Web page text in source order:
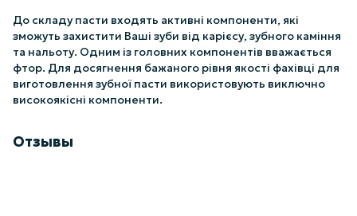
До складу пасти входять активні компоненти, які
зможуть захистити Ваші зуби від карієсу, зубного каміння
та нальоту. Одним із головних компонентів вважається
фтор. Для досягнення бажаного рівня якості фахівці для
виготовлення зубної пасти використовують виключно
високоякісні компоненти.
Отзывы